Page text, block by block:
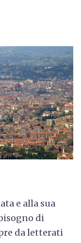
e alla sua
di
da letterati